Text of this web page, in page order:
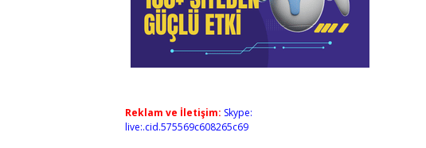
Reklam ve İletişim: Skype:
live:.cid.575569c608265c69